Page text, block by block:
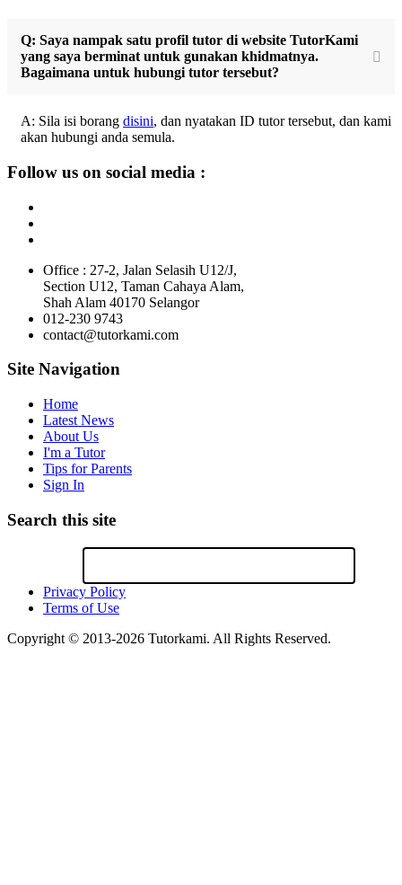
Q: Saya nampak satu profil tutor di website TutorKami
yang saya berminat untuk gunakan khidmatnya.
Bagaimana untuk hubungi tutor tersebut?
A: Sila isi borang disini, dan nyatakan ID tutor tersebut, dan kami
akan hubungi anda semula.
Follow us on social media :
Office : 27-2, Jalan Selasih U12/J,
Section U12, Taman Cahaya Alam,
Shah Alam 40170 Selangor
012-230 9743
contact@tutorkami.com
Site Navigation
Home
Latest News
About Us
I'm a Tutor
Tips for Parents
Sign In
Search this site
Privacy Policy
Terms of Use
Copyright © 2013-2026 Tutorkami. All Rights Reserved.